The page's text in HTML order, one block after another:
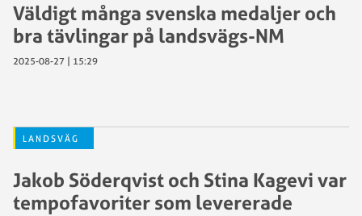
Väldigt många svenska medaljer och
bra tävlingar på landsvägs-NM
2025-08-27 | 15:29
LANDSVÄG
Jakob Söderqvist och Stina Kagevi var
tempofavoriter som levererade